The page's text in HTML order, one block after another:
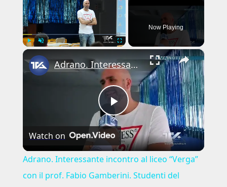
Now Playing
×
Play
Video
Adrano. Interessante incontro al liceo “Verga” con il prof. Fabio Gamberini. Studenti del Linguistic
Watch on
Adrano. Interessante incontro al liceo “Verga”
con il prof. Fabio Gamberini. Studenti del